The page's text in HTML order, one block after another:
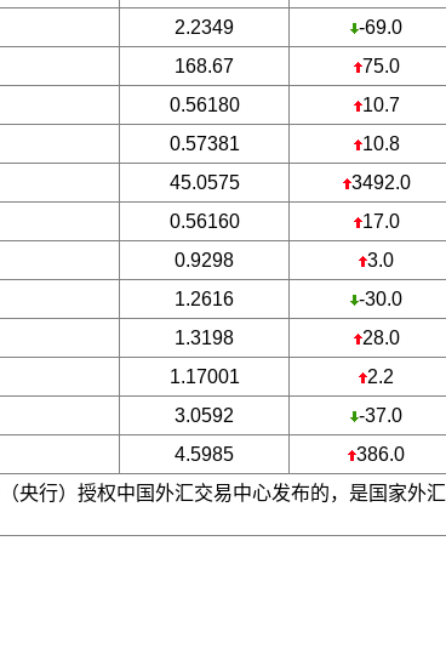
2.2349
-69.0
168.67
75.0
0.56180
10.7
0.57381
10.8
45.0575
3492.0
0.56160
17.0
0.9298
3.0
1.2616
-30.0
1.3198
28.0
1.17001
2.2
3.0592
-37.0
4.5985
386.0
央行）授权中国外汇交易中心发布的，是国家外汇